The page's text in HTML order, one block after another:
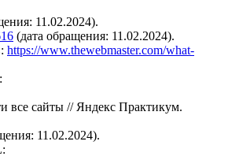
11.02.2024).
(дата обращения: 11.02.2024).
https://www.thewebmaster.com/what-
все сайты // Яндекс Практикум.
11.02.2024).